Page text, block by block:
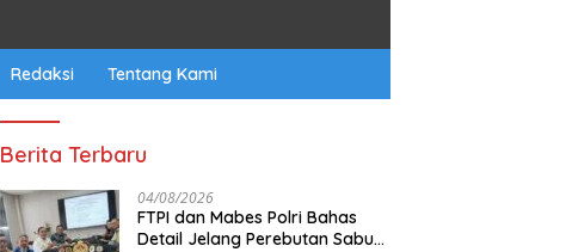
Redaksi Tentang Kami
Berita Terbaru
04/08/2026
FTPI dan Mabes Polri Bahas
Detail Jelang Perebutan Sabuk